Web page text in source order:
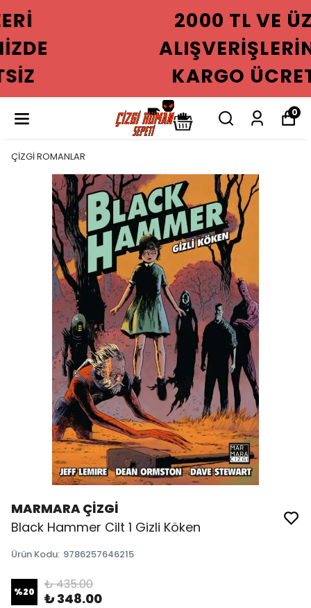
2000 TL VE ÜZERI
ALIŞVERIŞLERINIZDE
KARGO ÜCRETSIZ
0
ÇİZGİ ROMANLAR
MARMARA ÇİZGİ
Black Hammer Cilt 1 Gizli Köken
Ürün Kodu: 9786257646215
%20 ₺ 435.00
₺ 348.00